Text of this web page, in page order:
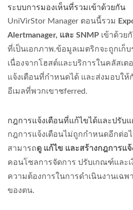
ระบบการมองเห็นที่รวมเข้าด้วยกัน
UniVirStor Manager ตอนนี้รวม
Alertmanager, และ SNMP เข้าด้วย
ที่เป็นเอกภาพ.ข้อมูลเมตริกจะถูกเก็
เนื่องจากโฮสต์และบริการในคลัสเต
แจ้งเตือนที่กำหนดได้ และส่งมอบให้
อีเมลที่พวกเขาชferred.
กฎการแจ้งเตือนที่แก้ไขได้และปรับแ
กฎการแจ้งเตือนไม่ถูกกำหนดอีกต่อ
สามารถดู แก้ไข และสร้างกฎการแจ้
คอนโซลการจัดการ ปรับเกณฑ์และ
ความต้องการในการดำเนินงานเฉ
ของตน.